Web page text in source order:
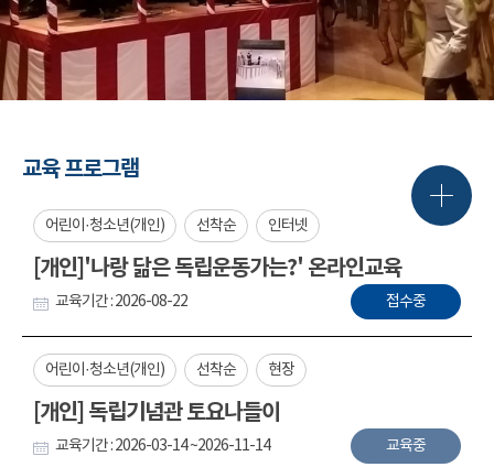
교육 프로그램
어린이·청소년(개인) 선착순 인터넷
[개인]'나랑 닮은 독립운동가는?' 온라인교육
교육기간 : 2026-08-22 접수중
어린이·청소년(개인) 선착순 현장
[개인] 독립기념관 토요나들이
교육기간 : 2026-03-14 ~2026-11-14 교육중